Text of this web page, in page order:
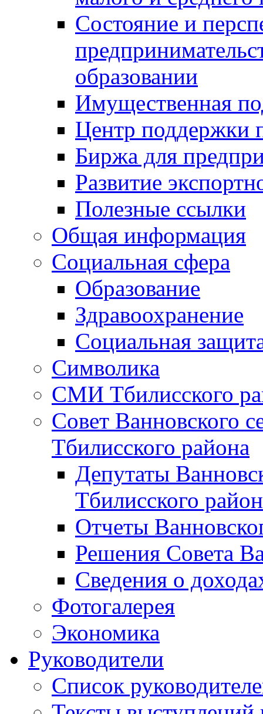
Состояние и
образовании
Имущественная
Центр поддержки
Биржа для
Развитие
Полезные ссылки
Общая информация
Социальная сфера
Образование
Здравоохранение
Социальная
Символика
СМИ Тбилисского
Совет Ванновского
Тбилисского района
Депутаты
Тбилисского
Отчеты
Решения Совета
Сведения о
Фотогалерея
Экономика
Руководители
Список